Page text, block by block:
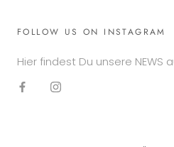
FOLLOW US ON INSTAGRAM
Hier findest Du unsere NEWS